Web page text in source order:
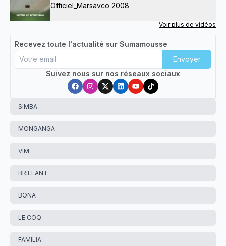
Officiel_Marsavco 2008
Voir plus de vidéos
Recevez toute l'actualité sur Sumamousse
Envoyer
Suivez nous sur nos réseaux sociaux
SIMBA
MONGANGA
VIM
BRILLANT
BONA
LE COQ
FAMILIA